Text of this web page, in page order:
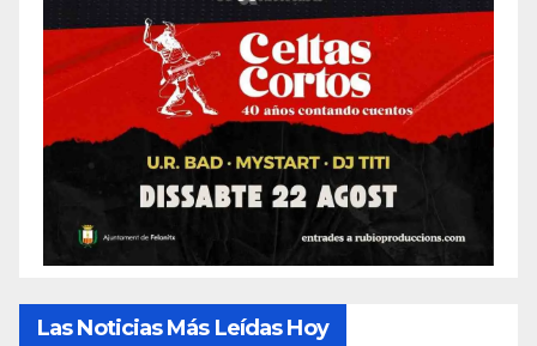
Las Noticias Más Leídas Hoy